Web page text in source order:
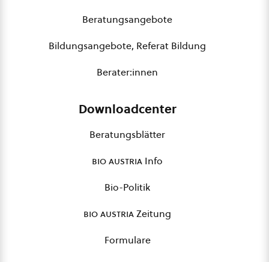
Beratungsangebote
Bildungsangebote, Referat Bildung
Berater:innen
Downloadcenter
Beratungsblätter
bio austria Info
Bio-Politik
bio austriaZeitung
Formulare